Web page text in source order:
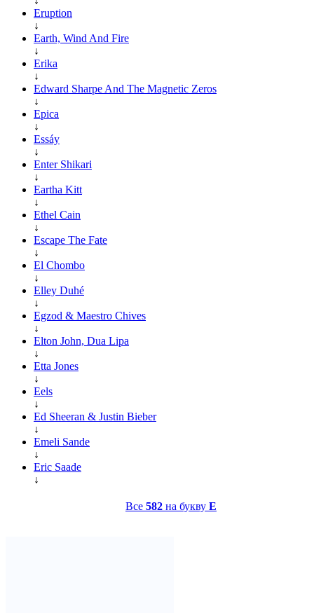
Eruption
↓
Earth, Wind And Fire
↓
Erika
↓
Edward Sharpe And The Magnetic Zeros
↓
Epica
↓
Essáy
↓
Enter Shikari
↓
Eartha Kitt
↓
Ethel Cain
↓
Escape The Fate
↓
El Chombo
↓
Elley Duhé
↓
Egzod & Maestro Chives
↓
Elton John, Dua Lipa
↓
Etta Jones
↓
Eels
↓
Ed Sheeran & Justin Bieber
↓
Emeli Sande
↓
Eric Saade
↓
Все 582 на букву E